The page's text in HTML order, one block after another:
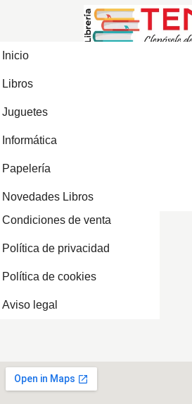
Inicio
Libros
Juguetes
Informática
Papelería
Novedades Libros
Condiciones de venta
Política de privacidad
Política de cookies
Aviso legal